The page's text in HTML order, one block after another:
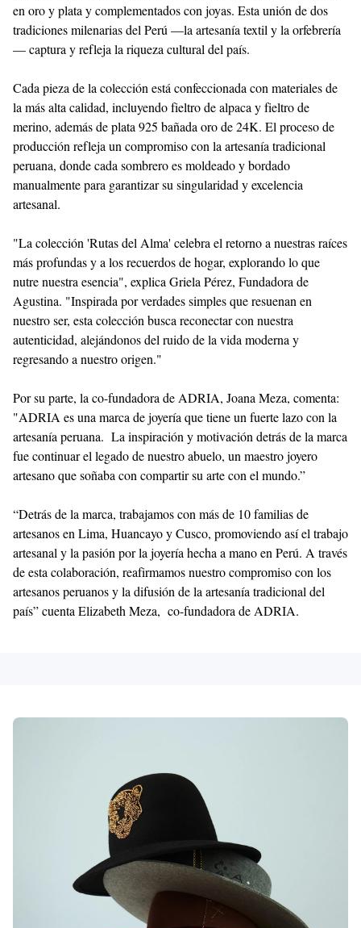
en oro y plata y complementados con joyas. Esta unión de dos
tradiciones milenarias del Perú —la artesanía textil y la orfebrería
— captura y refleja la riqueza cultural del país.
Cada pieza de la colección está confeccionada con materiales de
la más alta calidad, incluyendo fieltro de alpaca y fieltro de
merino, además de plata 925 bañada oro de 24K. El proceso de
producción refleja un compromiso con la artesanía tradicional
peruana, donde cada sombrero es moldeado y bordado
manualmente para garantizar su singularidad y excelencia
artesanal.
"La colección 'Rutas del Alma' celebra el retorno a nuestras raíces
más profundas y a los recuerdos de hogar, explorando lo que
nutre nuestra esencia", explica Griela Pérez, Fundadora de
Agustina. "Inspirada por verdades simples que resuenan en
nuestro ser, esta colección busca reconectar con nuestra
autenticidad, alejándonos del ruido de la vida moderna y
regresando a nuestro origen."
Por su parte, la co-fundadora de ADRIA, Joana Meza, comenta:
"ADRIA es una marca de joyería que tiene un fuerte lazo con la
artesanía peruana. La inspiración y motivación detrás de la marca
fue continuar el legado de nuestro abuelo, un maestro joyero
artesano que soñaba con compartir su arte con el mundo.”
“Detrás de la marca, trabajamos con más de 10 familias de
artesanos en Lima, Huancayo y Cusco, promoviendo así el trabajo
artesanal y la pasión por la joyería hecha a mano en Perú. A través
de esta colaboración, reafirmamos nuestro compromiso con los
artesanos peruanos y la difusión de la artesanía tradicional del
país” cuenta Elizabeth Meza, co-fundadora de ADRIA.